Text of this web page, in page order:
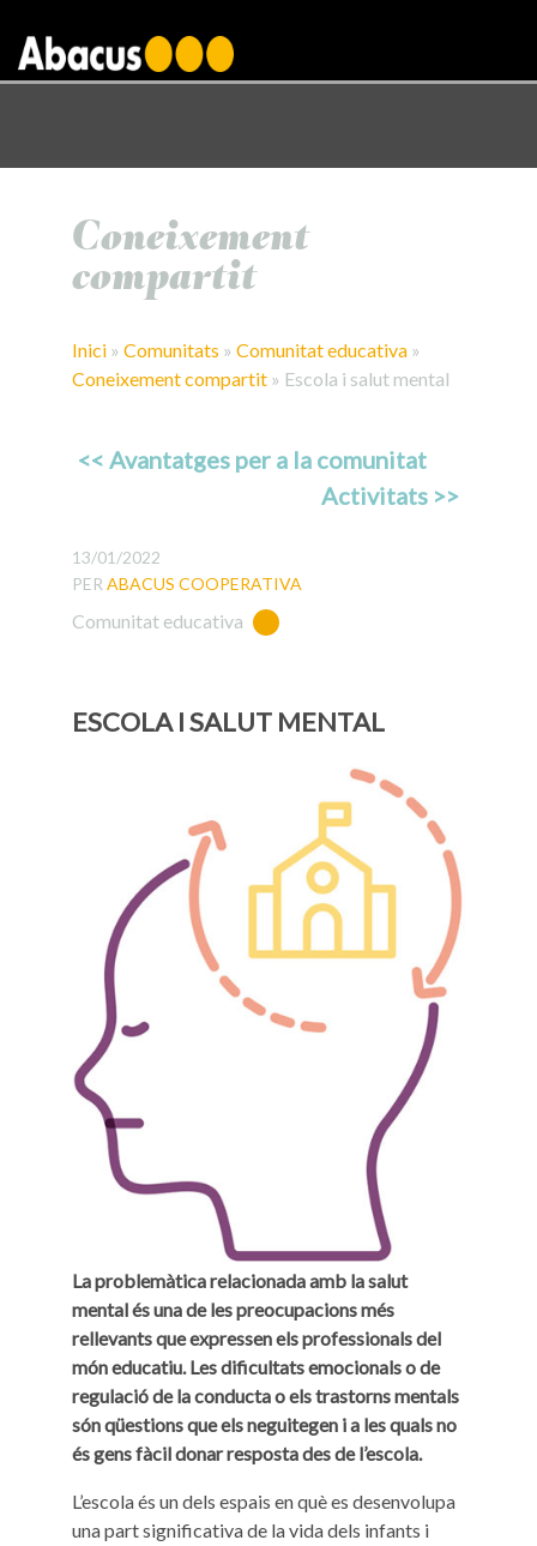
Coneixement
compartit
Inici » Comunitats » Comunitat educativa »
Coneixement compartit » Escola i salut mental
<< Avantatges per a la comunitat
Activitats >>
13/01/2022
PER ABACUS COOPERATIVA
Comunitat educativa
ESCOLA I SALUT MENTAL
La problemàtica relacionada amb la salut
mental és una de les preocupacions més
rellevants que expressen els professionals del
món educatiu. Les dificultats emocionals o de
regulació de la conducta o els trastorns mentals
són qüestions que els neguitegen i a les quals no
és gens fàcil donar resposta des de l’escola.
L’escola és un dels espais en què es desenvolupa
una part significativa de la vida dels infants i